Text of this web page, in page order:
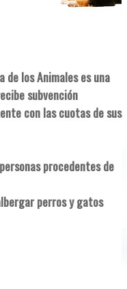
de los Animales es una
subvención
con las cuotas de sus
procedentes de
perros y gatos